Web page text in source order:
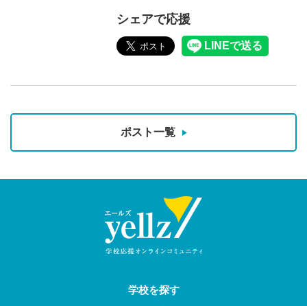
シェアで応援
ポスト一覧
学校を探す